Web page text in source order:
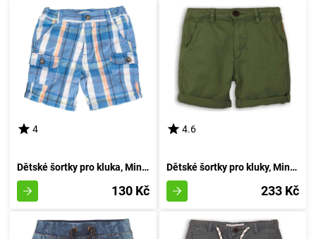
4
Dětské šortky pro kluka, Minoti, pug 5, velikost 92/98 | 2-3 roky
130 Kč
4.6
Dětské šortky pro kluky, Minoti, Springs 5, odstín zelený - velikost 92/98 | pro věk 2-3 let
233 Kč